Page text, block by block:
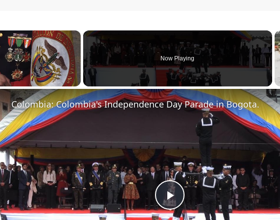
×
Unmute
Now Playing
Play Video
Colombia: Colombia's Independence Day Parade in Bogota.